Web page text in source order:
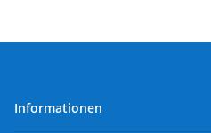
Informationen